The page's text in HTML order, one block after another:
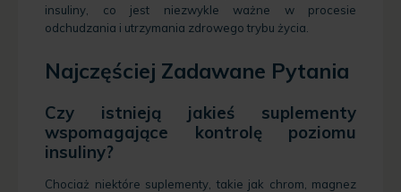
insuliny, co jest niezwykle ważne w procesie
odchudzania i utrzymania zdrowego trybu życia.
Najczęściej Zadawane Pytania
Czy istnieją jakieś suplementy
wspomagające kontrolę poziomu
insuliny?
Chociaż niektóre suplementy, takie jak chrom, magnez